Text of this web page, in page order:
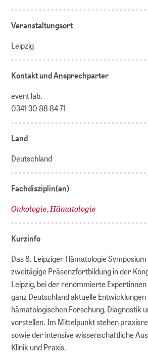
Veranstaltungsort
Leipzig
Kontakt und Ansprechparter
event lab.
0341 30 88 84 71
Land
Deutschland
Fachdisziplin(en)
Onkologie,Hämatologie
Kurzinfo
Das 8. Leipziger Hämatologie
zweitägige Präsenzfortbildung in der
Leipzig, bei der renommierte
ganz Deutschland aktuelle
hämatologischen Forschung, Diagnostik
vorstellen. Im Mittelpunkt stehen
sowie der intensive wissenschaftliche
Klinik und Praxis.